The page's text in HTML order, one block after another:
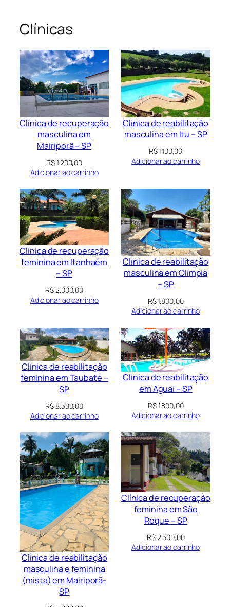
Clínicas
Clínica de recuperação
masculina em
Mairiporã – SP
R$1.200,00
Adicionar ao carrinho
Clínica de reabilitação
masculina em Itu – SP
R$1.100,00
Adicionar ao carrinho
Clínica de recuperação
feminina em Itanhaém
– SP
R$2.000,00
Adicionar ao carrinho
Clínica de reabilitação
masculina em Olímpia
– SP
R$1.800,00
Adicionar ao carrinho
Clínica de reabilitação
feminina em Taubaté –
SP
R$8.500,00
Adicionar ao carrinho
Clínica de reabilitação
em Aguaí – SP
R$1.800,00
Adicionar ao carrinho
Clínica de reabilitação
masculina e feminina
(mista) em Mairiporã-
SP
Clínica de recuperação
feminina em São
Roque – SP
R$2.500,00
Adicionar ao carrinho